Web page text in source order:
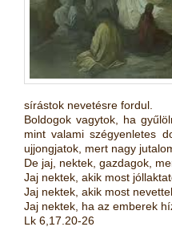
sírástok nevetésre fordul.
Boldogok vagytok, ha
mint valami szégyenletes
ujjongjatok, mert nagy
De jaj, nektek, gazdagok,
Jaj nektek, akik most
Jaj nektek, akik most
Jaj nektek, ha az emberek
Lk 6,17.20-26